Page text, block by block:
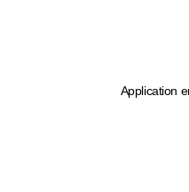
Application